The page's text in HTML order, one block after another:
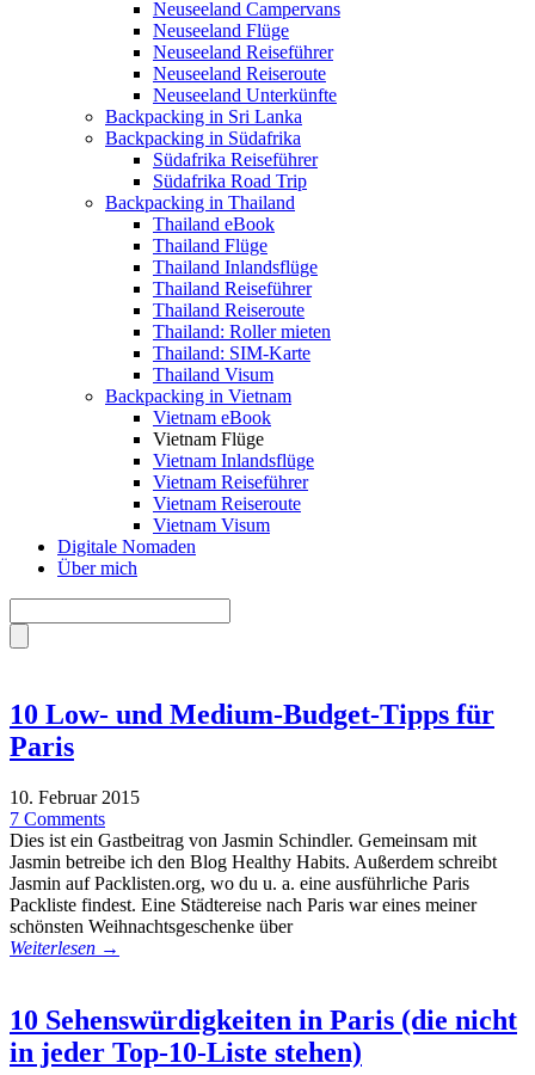
Neuseeland Campervans
Neuseeland Flüge
Neuseeland Reiseführer
Neuseeland Reiseroute
Neuseeland Unterkünfte
Backpacking in Sri Lanka
Backpacking in Südafrika
Südafrika Reiseführer
Südafrika Road Trip
Backpacking in Thailand
Thailand eBook
Thailand Flüge
Thailand Inlandsflüge
Thailand Reiseführer
Thailand Reiseroute
Thailand: Roller mieten
Thailand: SIM-Karte
Thailand Visum
Backpacking in Vietnam
Vietnam eBook
Vietnam Flüge
Vietnam Inlandsflüge
Vietnam Reiseführer
Vietnam Reiseroute
Vietnam Visum
Digitale Nomaden
Über mich
10 Low- und Medium-Budget-Tipps für
Paris
10. Februar 2015
7 Comments
Dies ist ein Gastbeitrag von Jasmin Schindler. Gemeinsam mit
Jasmin betreibe ich den Blog Healthy Habits. Außerdem schreibt
Jasmin auf Packlisten.org, wo du u. a. eine ausführliche Paris
Packliste findest. Eine Städtereise nach Paris war eines meiner
schönsten Weihnachtsgeschenke über
Weiterlesen →
10 Sehenswürdigkeiten in Paris (die nicht
in jeder Top-10-Liste stehen)